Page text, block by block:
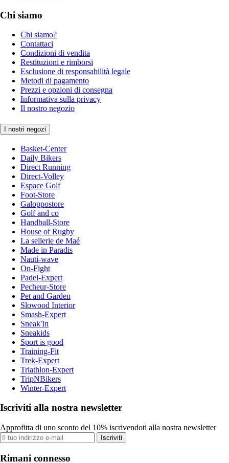
Chi siamo
Chi siamo?
Contattaci
Condizioni di vendita
Restituzioni e rimborsi
Esclusione di responsabilità legale
Metodi di pagamento
Prezzi e opzioni di consegna
Informativa sulla privacy
Il nostro negozio
I nostri negozi
Basket-Center
Daily Bikers
Direct Running
Direct-Volley
Espace Golf
Foot-Store
Galoppostore
Golf and co
Handball-Store
House of Rugby
La sellerie de Maé
Made in Paradis
Nauti-wave
On-Fight
Padel-Expert
Pecheur-Store
Pet and Garden
Slowood Interior
Smash-Expert
Sneak'In
Sneakids
Sport is good
Training-Fit
Trek-Expert
Triathlon-Expert
TripNBikers
Winter-Expert
Iscriviti alla nostra newsletter
Approfitta di uno sconto del 10% iscrivendoti alla nostra newsletter
Iscriviti
Rimani connesso